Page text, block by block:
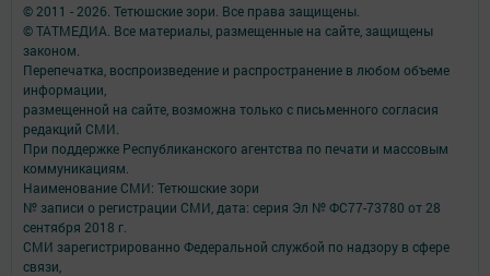
© 2011 - 2026. Тетюшские зори. Все права защищены.
© ТАТМЕДИА. Все материалы, размещенные на сайте, защищены
законом.
Перепечатка, воспроизведение и распространение в любом объеме
информации,
размещенной на сайте, возможна только с письменного согласия
редакций СМИ.
При поддержке Республиканского агентства по печати и массовым
коммуникациям.
Наименование СМИ: Тетюшские зори
№ записи о регистрации СМИ, дата: серия Эл № ФС77-73780 от 28
сентября 2018 г.
СМИ зарегистрированно Федеральной службой по надзору в сфере
связи,